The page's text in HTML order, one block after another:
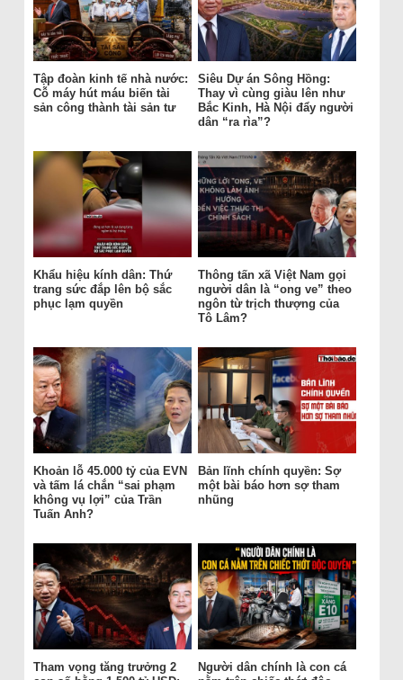
Tập đoàn kinh tế nhà nước:
Cỗ máy hút máu biến tài
sản công thành tài sản tư
Siêu Dự án Sông Hồng:
Thay vì cùng giàu lên như
Bắc Kinh, Hà Nội đẩy người
dân “ra rìa”?
Khẩu hiệu kính dân: Thứ
trang sức đắp lên bộ sắc
phục lạm quyền
Thông tấn xã Việt Nam gọi
người dân là “ong ve” theo
ngôn từ trịch thượng của
Tô Lâm?
Khoản lỗ 45.000 tỷ của EVN
và tấm lá chắn “sai phạm
không vụ lợi” của Trần
Tuấn Anh?
Bản lĩnh chính quyền: Sợ
một bài báo hơn sợ tham
nhũng
Tham vọng tăng trưởng 2
Người dân chính là con cá